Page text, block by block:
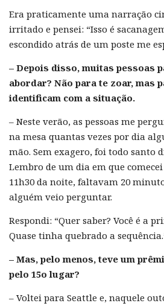
Era praticamente uma narração
irritado e pensei: “Isso é
escondido atrás de um poste me
– Depois disso, muitas pessoas
abordar? Não para te zoar, mas
identificam com a situação.
– Neste verão, as pessoas me
na mesa quantas vezes por dia
mão. Sem exagero, foi todo santo
Lembro de um dia em que
11h30 da noite, faltavam 20
alguém veio perguntar.
Respondi: “Quer saber? Você é a
Quase tinha quebrado a
– Mas, pelo menos, teve um
pelo 15o lugar?
– Voltei para Seattle e, naquele